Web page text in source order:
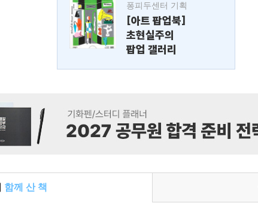
퐁피두센터 기획
[아트 팝업북]
초현실주의
팝업 갤러리
함께 산 책